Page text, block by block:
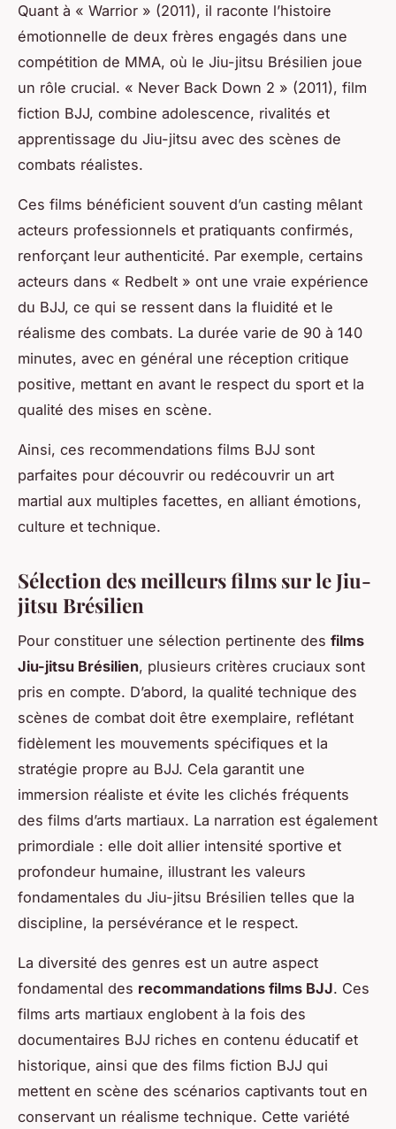
Quant à « Warrior » (2011), il raconte l’histoire
émotionnelle de deux frères engagés dans une
compétition de MMA, où le Jiu-jitsu Brésilien joue
un rôle crucial. « Never Back Down 2 » (2011), film
fiction BJJ, combine adolescence, rivalités et
apprentissage du Jiu-jitsu avec des scènes de
combats réalistes.
Ces films bénéficient souvent d’un casting mêlant
acteurs professionnels et pratiquants confirmés,
renforçant leur authenticité. Par exemple, certains
acteurs dans « Redbelt » ont une vraie expérience
du BJJ, ce qui se ressent dans la fluidité et le
réalisme des combats. La durée varie de 90 à 140
minutes, avec en général une réception critique
positive, mettant en avant le respect du sport et la
qualité des mises en scène.
Ainsi, ces recommendations films BJJ sont
parfaites pour découvrir ou redécouvrir un art
martial aux multiples facettes, en alliant émotions,
culture et technique.
Sélection des meilleurs films sur le Jiu-
jitsu Brésilien
Pour constituer une sélection pertinente des films
Jiu-jitsu Brésilien, plusieurs critères cruciaux sont
pris en compte. D’abord, la qualité technique des
scènes de combat doit être exemplaire, reflétant
fidèlement les mouvements spécifiques et la
stratégie propre au BJJ. Cela garantit une
immersion réaliste et évite les clichés fréquents
des films d’arts martiaux. La narration est également
primordiale : elle doit allier intensité sportive et
profondeur humaine, illustrant les valeurs
fondamentales du Jiu-jitsu Brésilien telles que la
discipline, la persévérance et le respect.
La diversité des genres est un autre aspect
fondamental des recommandations films BJJ. Ces
films arts martiaux englobent à la fois des
documentaires BJJ riches en contenu éducatif et
historique, ainsi que des films fiction BJJ qui
mettent en scène des scénarios captivants tout en
conservant un réalisme technique. Cette variété